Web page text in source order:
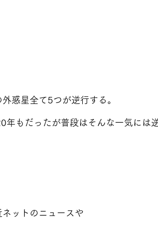
外惑星全て5つが逆行する。
年もだったが普段はそんな一気には
ネットのニュースや